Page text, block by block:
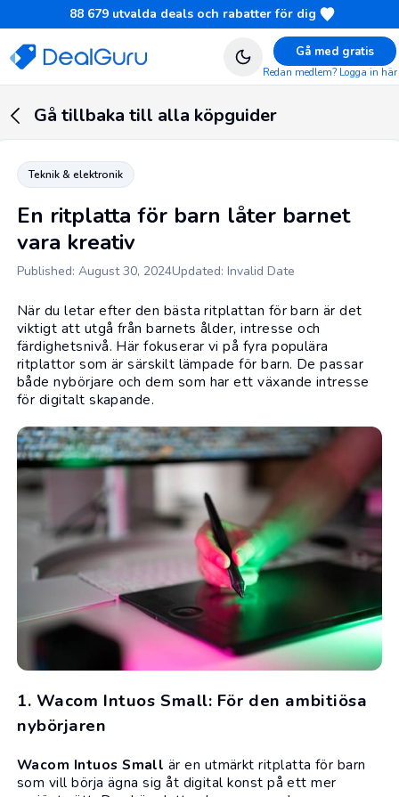
88 679 utvalda deals och rabatter för dig
Gå med gratis
Redan medlem? Logga in här
Gå tillbaka till alla köpguider
Teknik & elektronik
En ritplatta för barn låter barnet
vara kreativ
Published: August 30, 2024Updated: Invalid Date
När du letar efter den bästa ritplattan för barn är det
viktigt att utgå från barnets ålder, intresse och
färdighetsnivå. Här fokuserar vi på fyra populära
ritplattor som är särskilt lämpade för barn. De passar
både nybörjare och dem som har ett växande intresse
för digitalt skapande.
1. Wacom Intuos Small: För den ambitiösa
nybörjaren
Wacom Intuos Small är en utmärkt ritplatta för barn
som vill börja ägna sig åt digital konst på ett mer